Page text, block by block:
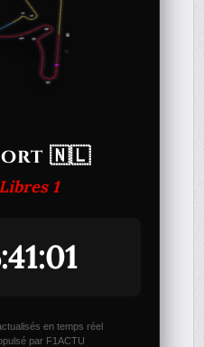
🇳🇱
1
en temps réel
par F1ACTU